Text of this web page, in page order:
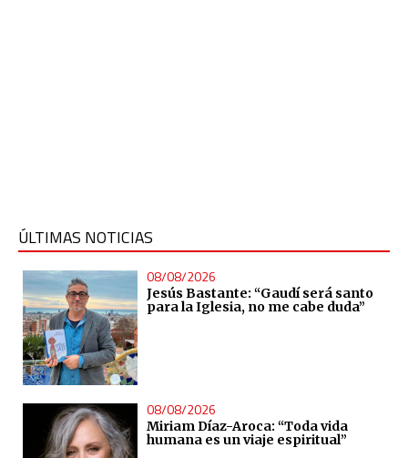
ÚLTIMAS NOTICIAS
08/08/2026
Jesús Bastante: “Gaudí será santo
para la Iglesia, no me cabe duda”
08/08/2026
Miriam Díaz-Aroca: “Toda vida
humana es un viaje espiritual”